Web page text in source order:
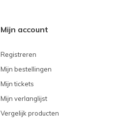
Mijn account
Registreren
Mijn bestellingen
Mijn tickets
Mijn verlanglijst
Vergelijk producten